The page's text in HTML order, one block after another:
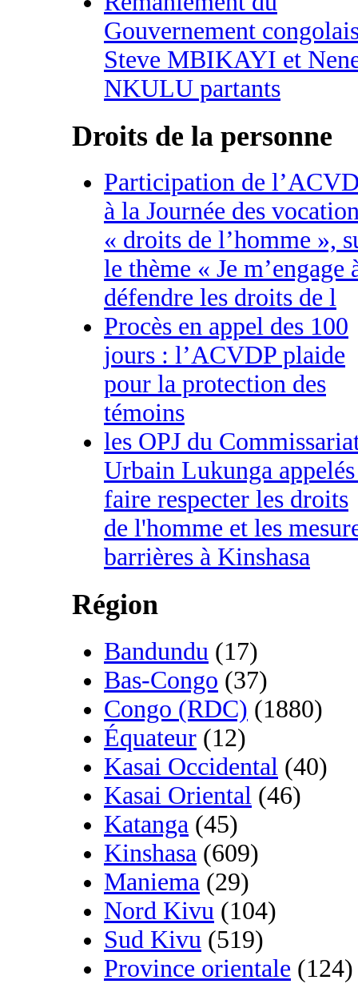
Gouvernement
Steve MBIKAYI et
NKULU partants
Droits de la personne
Participation de
à la Journée des
« droits de l’homme »,
le thème « Je m’engage
défendre les droits de l
Procès en appel des 100
jours : l’ACVDP plaide
pour la protection des
témoins
les OPJ du
Urbain Lukunga
faire respecter les droits
de l'homme et les
barrières à Kinshasa
Région
Bandundu (17)
Bas-Congo (37)
Congo (RDC) (1880)
Équateur (12)
Kasai Occidental (40)
Kasai Oriental (46)
Katanga (45)
Kinshasa (609)
Maniema (29)
Nord Kivu (104)
Sud Kivu (519)
Province orientale (124)